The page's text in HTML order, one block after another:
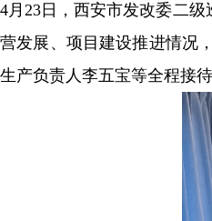
4月23日，西安市发改委二
营发展、项目建设推进情况
生产负责人李五宝等全程接待